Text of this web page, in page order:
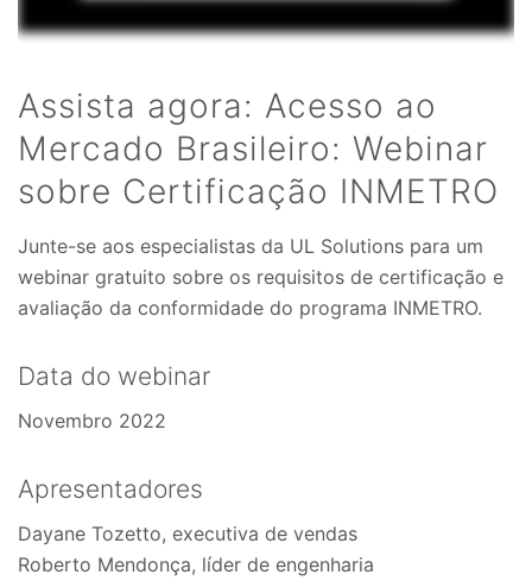
Assista agora: Acesso ao
Mercado Brasileiro: Webinar
sobre Certificação INMETRO
Junte-se aos especialistas da UL Solutions para um
webinar gratuito sobre os requisitos de certificação e
avaliação da conformidade do programa INMETRO.
Data do webinar
Novembro 2022
Apresentadores
Dayane Tozetto, executiva de vendas
Roberto Mendonça, líder de engenharia